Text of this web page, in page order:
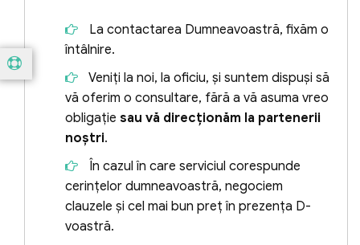
La contactarea Dumneavoastră, fixăm o
întâlnire.
Veniți la noi, la oficiu, și suntem dispuși să
vă oferim o consultare, fără a vă asuma vreo
obligație sau vă direcționăm la partenerii
noștri.
În cazul în care serviciul corespunde
cerințelor dumneavoastră, negociem
clauzele și cel mai bun preț în prezența D-
voastră.